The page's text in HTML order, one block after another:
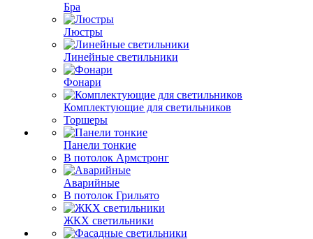
Бра
Люстры
Линейные светильники
Фонари
Комплектующие для светильников
Торшеры
Панели тонкие
В потолок Армстронг
Аварийные
В потолок Грильято
ЖКХ светильники